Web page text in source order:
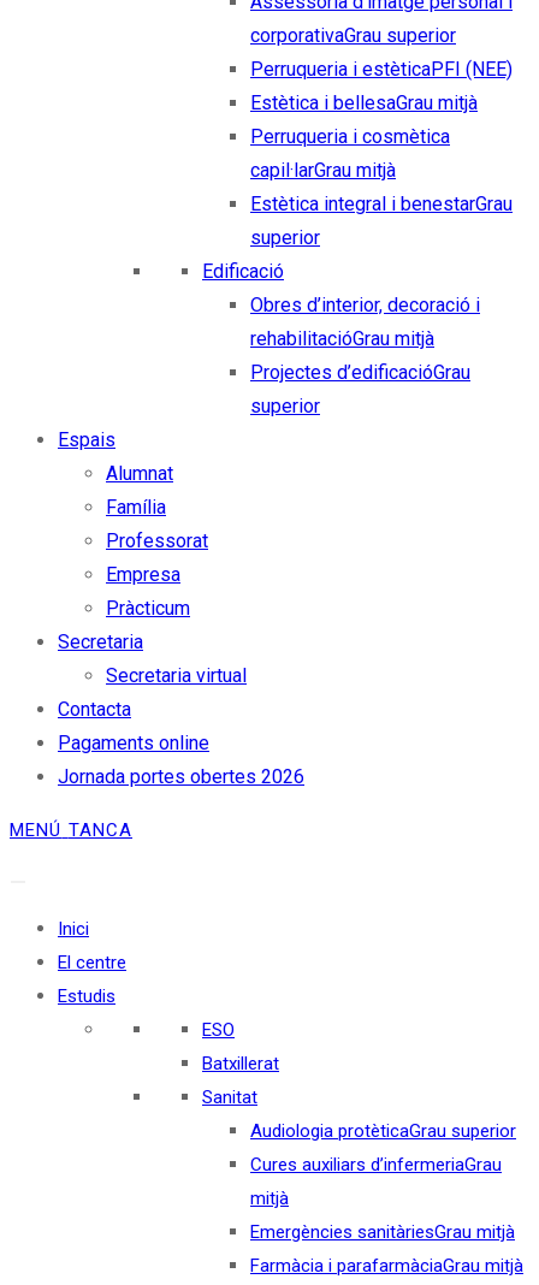
corporativaGrau superior
Perruqueria i estèticaPFI (NEE)
Estètica i bellesaGrau mitjà
Perruqueria i cosmètica
capil·larGrau mitjà
Estètica integral i benestarGrau
superior
Edificació
Obres d’interior, decoració i
rehabilitacióGrau mitjà
Projectes d’edificacióGrau
superior
Espais
Alumnat
Família
Professorat
Empresa
Pràcticum
Secretaria
Secretaria virtual
Contacta
Pagaments online
Jornada portes obertes 2026
MENÚ TANCA
Inici
El centre
Estudis
ESO
Batxillerat
Sanitat
Audiologia protèticaGrau superior
Cures auxiliars d’infermeriaGrau
mitjà
Emergències sanitàriesGrau mitjà
Farmàcia i parafarmàciaGrau mitjà